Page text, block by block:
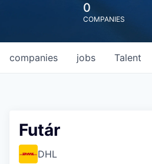
0
COMPANIES
jobs
companies Talent
Futár
DHL